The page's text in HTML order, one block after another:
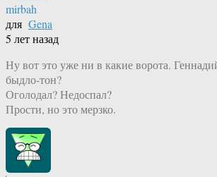
mirbah
для Gena
5 лет назад
Ну вот это уже ни в какие ворота.
быдло-тон?
Оголодал? Недоспал?
Прости, но это мерзко.